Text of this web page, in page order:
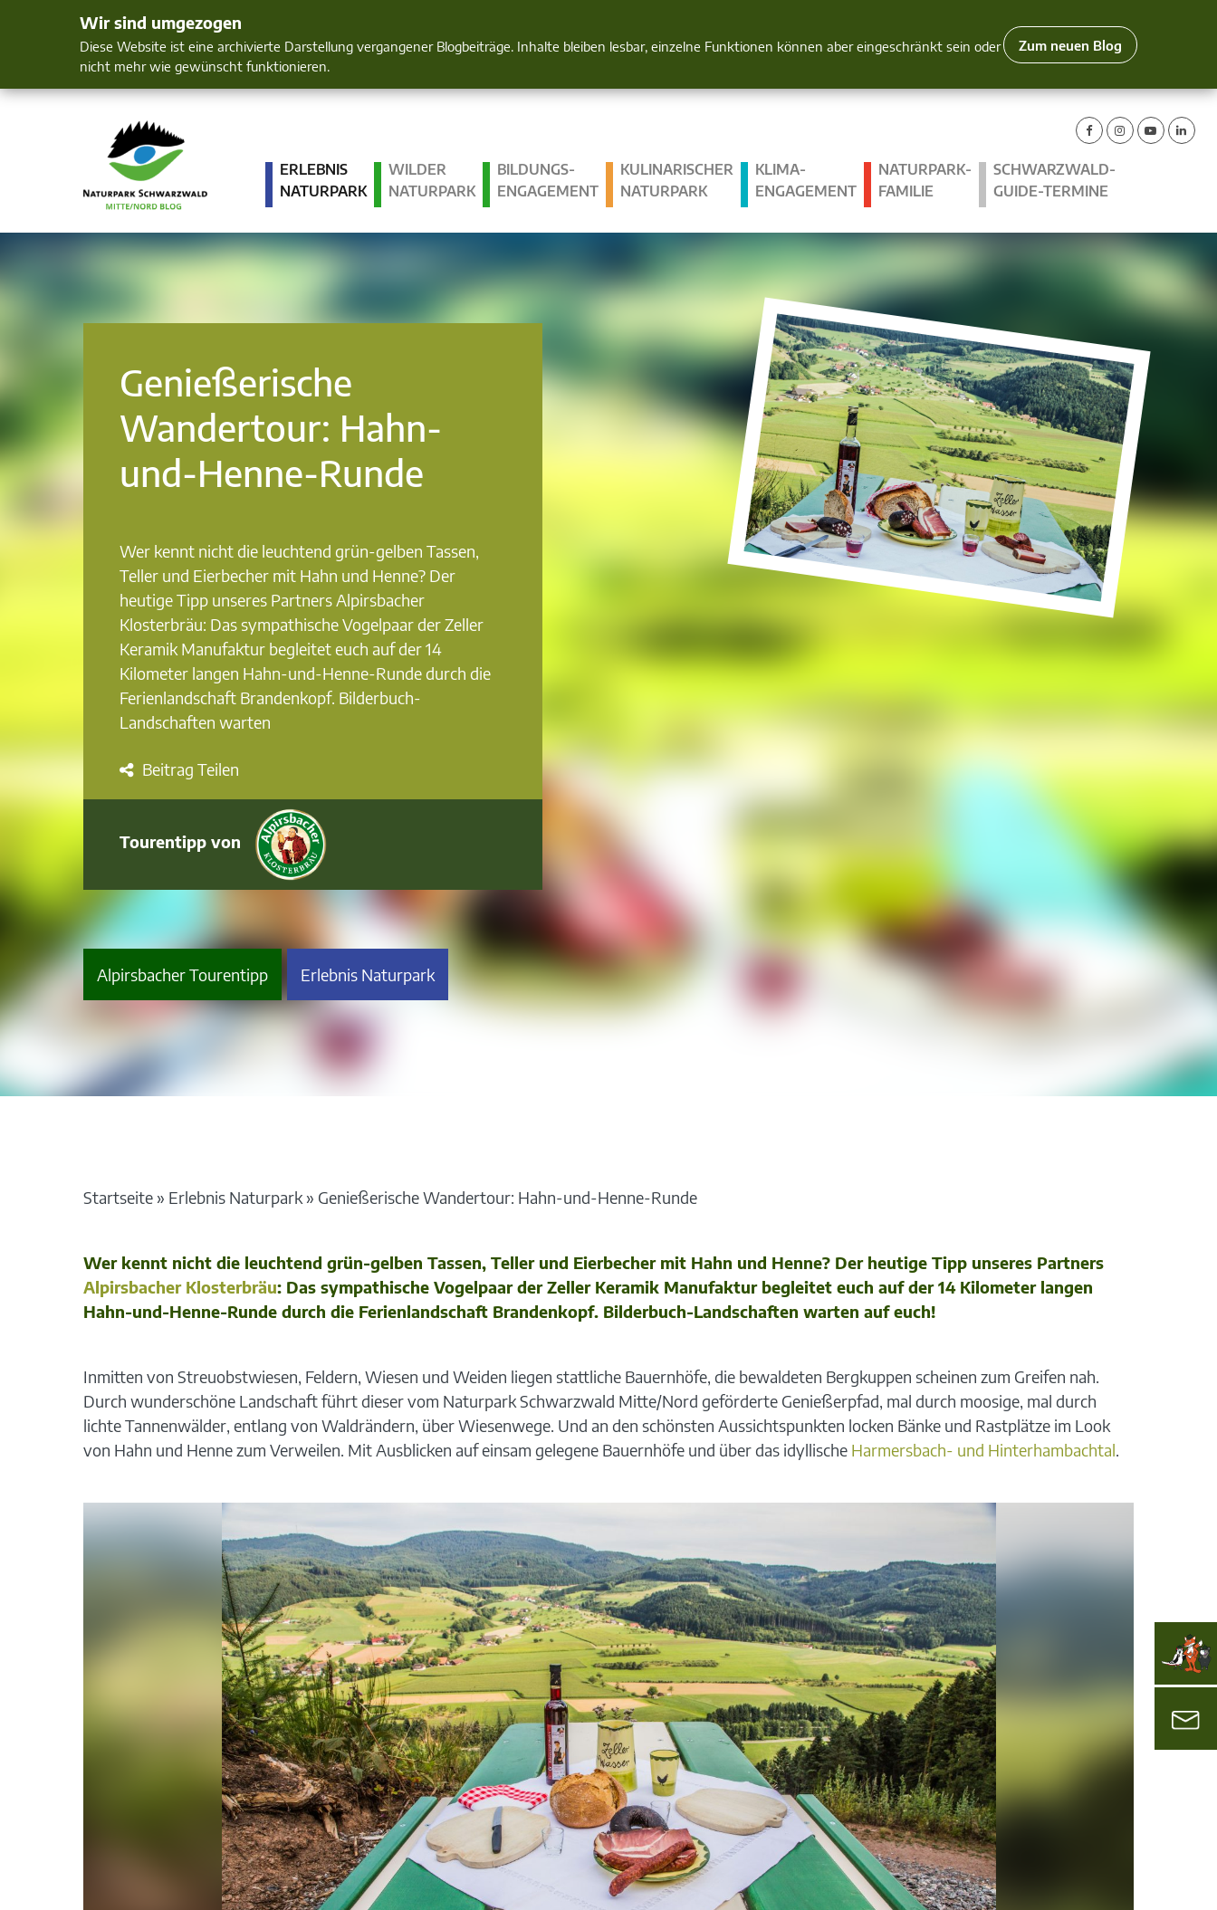
Wir sind umgezogen
Diese Website ist eine archivierte Darstellung vergangener Blogbeiträge. Inhalte bleiben lesbar, einzelne Funktionen können aber eingeschränkt sein oder
nicht mehr wie gewünscht funktionieren.
Zum neuen Blog
Mensch und Natur im Blick
ERLEBNIS
NATURPARK
WILDER
NATURPARK
BILDUNGS­
ENGAGEMENT
KULINARISCHER
NATURPARK
KLIMA­
ENGAGEMENT
NATURPARK-
FAMILIE
SCHWARZWALD-
GUIDE-TERMINE
Genießerische
Wandertour: Hahn-
und-Henne-Runde
Wer kennt nicht die leuchtend grün-gelben Tassen,
Teller und Eierbecher mit Hahn und Henne? Der
heutige Tipp unseres Partners Alpirsbacher
Klosterbräu: Das sympathische Vogelpaar der Zeller
Keramik Manufaktur begleitet euch auf der 14
Kilometer langen Hahn-und-Henne-Runde durch die
Ferienlandschaft Brandenkopf. Bilderbuch-
Landschaften warten
Beitrag Teilen
Tourentipp von
Alpirsbacher Tourentipp Erlebnis Naturpark
Startseite» Erlebnis Naturpark» Genießerische Wandertour: Hahn-und-Henne-Runde
Wer kennt nicht die leuchtend grün-gelben Tassen, Teller und Eierbecher mit Hahn und Henne? Der heutige Tipp unseres Partners
Alpirsbacher Klosterbräu: Das sympathische Vogelpaar der Zeller Keramik Manufaktur begleitet euch auf der 14 Kilometer langen
Hahn-und-Henne-Runde durch die Ferienlandschaft Brandenkopf. Bilderbuch-Landschaften warten auf euch!
Inmitten von Streuobstwiesen, Feldern, Wiesen und Weiden liegen stattliche Bauernhöfe, die bewaldeten Bergkuppen scheinen zum Greifen nah.
Durch wunderschöne Landschaft führt dieser vom Naturpark Schwarzwald Mitte/Nord geförderte Genießerpfad, mal durch moosige, mal durch
lichte Tannenwälder, entlang von Waldrändern, über Wiesenwege. Und an den schönsten Aussichtspunkten locken Bänke und Rastplätze im Look
von Hahn und Henne zum Verweilen. Mit Ausblicken auf einsam gelegene Bauernhöfe und über das idyllische Harmersbach- und Hinterhambachtal